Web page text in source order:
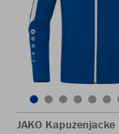
JAKO Kapuzenjacke